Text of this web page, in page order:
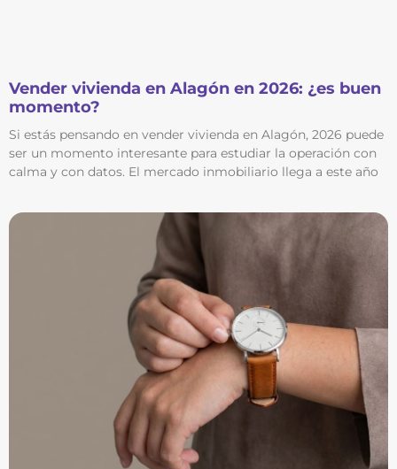
Vender vivienda en Alagón en 2026: ¿es buen
momento?
Si estás pensando en vender vivienda en Alagón, 2026 puede
ser un momento interesante para estudiar la operación con
calma y con datos. El mercado inmobiliario llega a este año